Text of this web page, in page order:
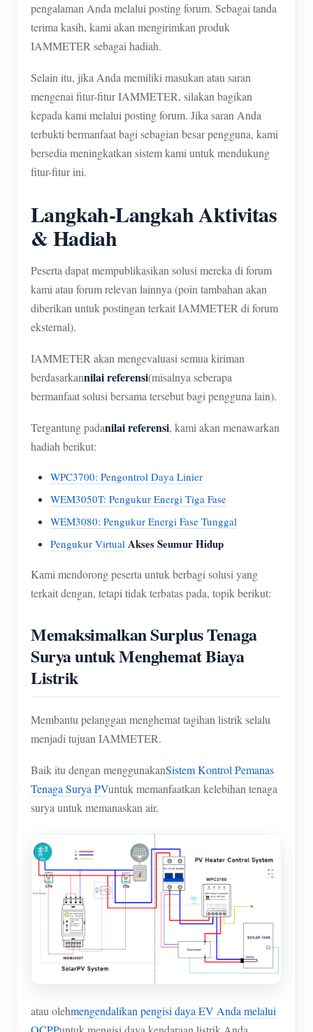
pengalaman Anda melalui posting forum. Sebagai tanda
terima kasih, kami akan mengirimkan produk
IAMMETER sebagai hadiah.
Selain itu, jika Anda memiliki masukan atau saran
mengenai fitur-fitur IAMMETER, silakan bagikan
kepada kami melalui posting forum. Jika saran Anda
terbukti bermanfaat bagi sebagian besar pengguna, kami
bersedia meningkatkan sistem kami untuk mendukung
fitur-fitur ini.
Langkah-Langkah Aktivitas
& Hadiah
Peserta dapat mempublikasikan solusi mereka di forum
kami atau forum relevan lainnya (poin tambahan akan
diberikan untuk postingan terkait IAMMETER di forum
eksternal).
IAMMETER akan mengevaluasi semua kiriman
berdasarkannilai referensi(misalnya seberapa
bermanfaat solusi bersama tersebut bagi pengguna lain).
Tergantung padanilai referensi, kami akan menawarkan
hadiah berikut:
WPC3700: Pengontrol Daya Linier
WEM3050T: Pengukur Energi Tiga Fase
WEM3080: Pengukur Energi Fase Tunggal
Pengukur Virtual Akses Seumur Hidup
Kami mendorong peserta untuk berbagi solusi yang
terkait dengan, tetapi tidak terbatas pada, topik berikut:
Memaksimalkan Surplus Tenaga
Surya untuk Menghemat Biaya
Listrik
Membantu pelanggan menghemat tagihan listrik selalu
menjadi tujuan IAMMETER.
Baik itu dengan menggunakanSistem Kontrol Pemanas
Tenaga Surya PVuntuk memanfaatkan kelebihan tenaga
surya untuk memanaskan air,
atau olehmengendalikan pengisi daya EV Anda melalui